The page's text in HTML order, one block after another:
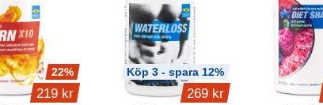
22%
219 kr
Köp 3 - spara 12%
269 kr